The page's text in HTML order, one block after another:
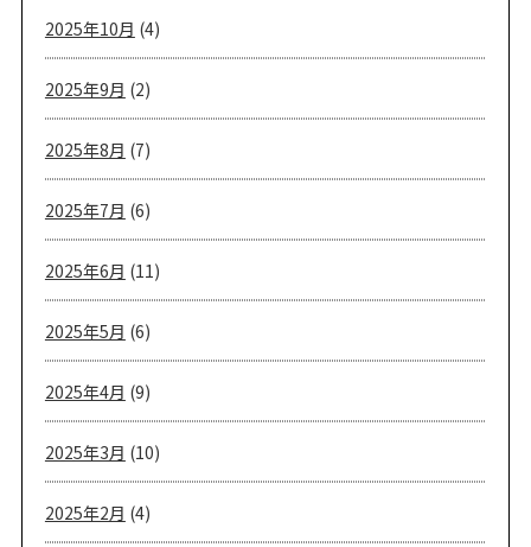
2025年10月 (4)
2025年9月 (2)
2025年8月 (7)
2025年7月 (6)
2025年6月 (11)
2025年5月 (6)
2025年4月 (9)
2025年3月 (10)
2025年2月 (4)